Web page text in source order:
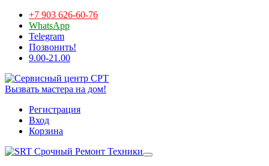
+7 903 626-60-76
WhatsApp
Telegram
Позвонить!
9.00-21.00
Вызвать мастера на дом!
Регистрация
Вход
Корзина
Срочный Ремонт Техники